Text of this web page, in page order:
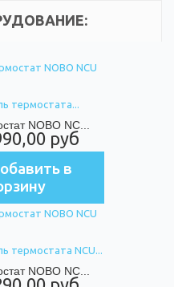
термостата...
NOBO NC...
руб
в
термостата NCU...
NOBO NC...